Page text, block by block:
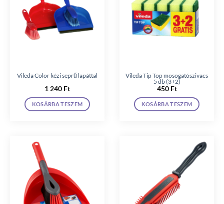
Vileda Color kézi seprű lapáttal
1 240 Ft
KOSÁRBA TESZEM
Vileda Tip Top mosogatószivacs
5 db (3+2)
450 Ft
KOSÁRBA TESZEM